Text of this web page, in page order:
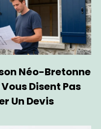
Néo-Bretonne
Vous Disent Pas
Un Devis